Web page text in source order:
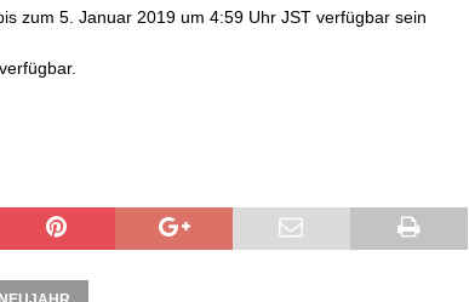
zum 5. Januar 2019 um 4:59 Uhr JST verfügbar sein